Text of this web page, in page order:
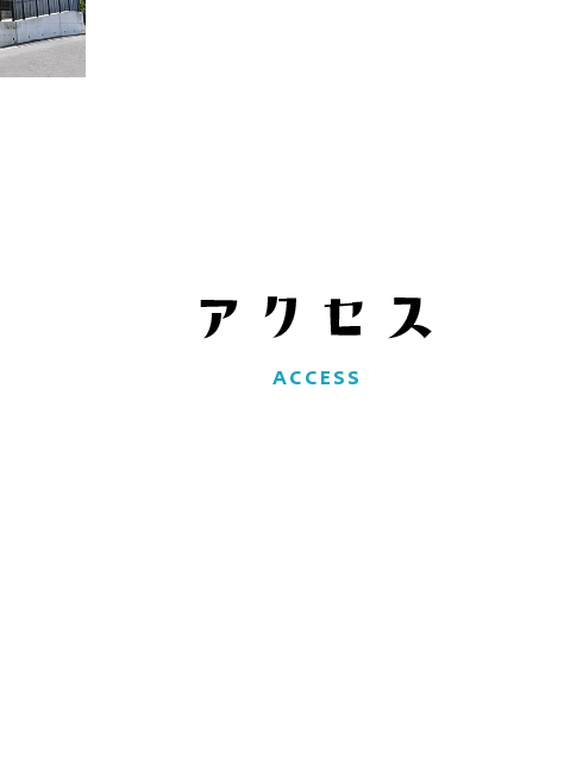
ACCESS